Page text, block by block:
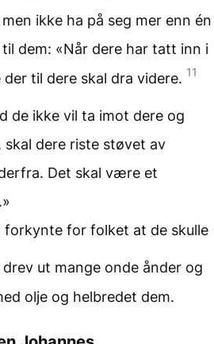
ikke ha på seg mer enn én
til dem: «Når dere har tatt inn i
til dere skal dra videre. 11
de ikke vil ta imot dere og
skal dere riste støvet av
Det skal være et
forkynte for folket at de skulle
drev ut mange onde ånder og
olje og helbredet dem.